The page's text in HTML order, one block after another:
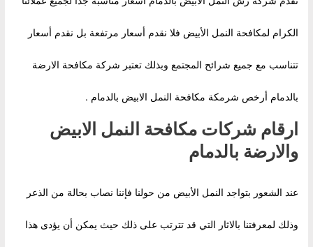
الكرام لمكافحة النمل الأبيض فلا نقدم أسعار مرتفعة بل نقدم أسعار
تتناسب مع جميع شرائح المجتمع وبذلك تعتبر شركة مكافحة الارضة
بالدمام أرخص شرمكة مكافحة النمل الابيض بالدمام .
ارقام شركات مكافحة النمل الابيض
والارضة بالدمام
عند الشعور بتواجد النمل الأبيض من حولنا فإننا نصاب بحالة من الذعر
وذلك لمعرفتنا بالاثار التي قد تترتب على ذلك حيث يمكن أن يؤدى هذا